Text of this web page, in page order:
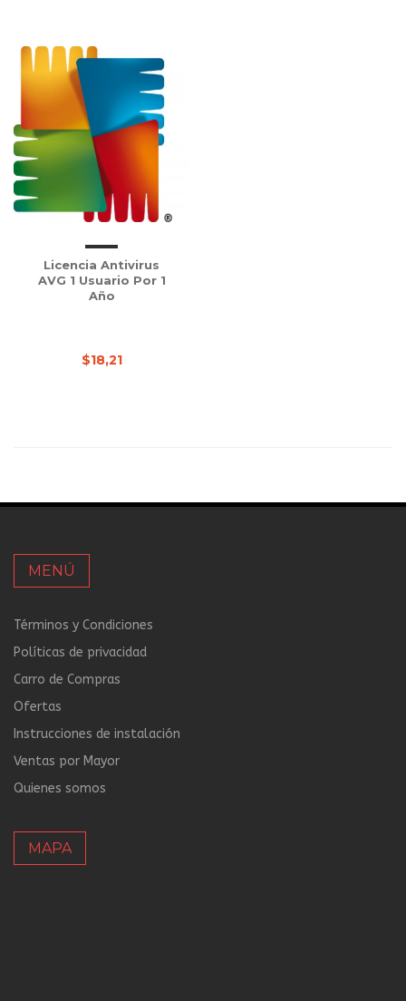
Licencia Antivirus
AVG 1 Usuario Por 1
Año
$18,21
MENÚ
Términos y Condiciones
Políticas de privacidad
Carro de Compras
Ofertas
Instrucciones de instalación
Ventas por Mayor
Quienes somos
MAPA